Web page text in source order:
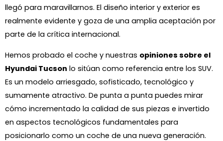
llegó para maravillarnos. El diseño interior y exterior es
realmente evidente y goza de una amplia aceptación por
parte de la crítica internacional.
Hemos probado el coche y nuestras opiniones sobre el
Hyundai Tucson lo sitúan como referencia entre los SUV.
Es un modelo arriesgado, sofisticado, tecnológico y
sumamente atractivo. De punta a punta puedes mirar
cómo incrementado la calidad de sus piezas e invertido
en aspectos tecnológicos fundamentales para
posicionarlo como un coche de una nueva generación.